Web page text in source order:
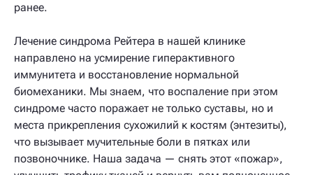
ранее.
Лечение синдрома Рейтера в нашей клинике
направлено на усмирение гиперактивного
иммунитета и восстановление нормальной
биомеханики. Мы знаем, что воспаление при этом
синдроме часто поражает не только суставы, но и
места прикрепления сухожилий к костям (энтезиты),
что вызывает мучительные боли в пятках или
позвоночнике. Наша задача — снять этот «пожар»,